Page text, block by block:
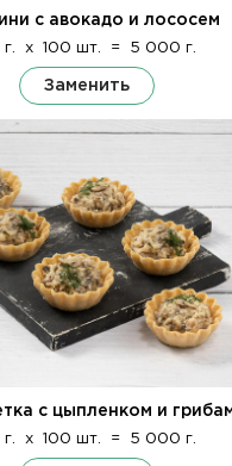
с авокадо и лососем
x 100 шт. = 5 000 г.
Заменить
с цыпленком и
x 100 шт. = 5 000 г.